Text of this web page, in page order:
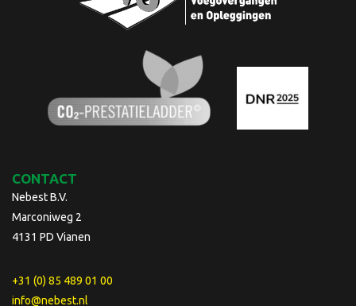
CONTACT
Nebest B.V.
Marconiweg 2
4131 PD Vianen
+31 (0) 85 489 01 00
info@nebest.nl